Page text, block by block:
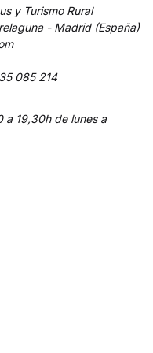
y Turismo Rural
- Madrid (España)
085 214
a 19,30h de lunes a